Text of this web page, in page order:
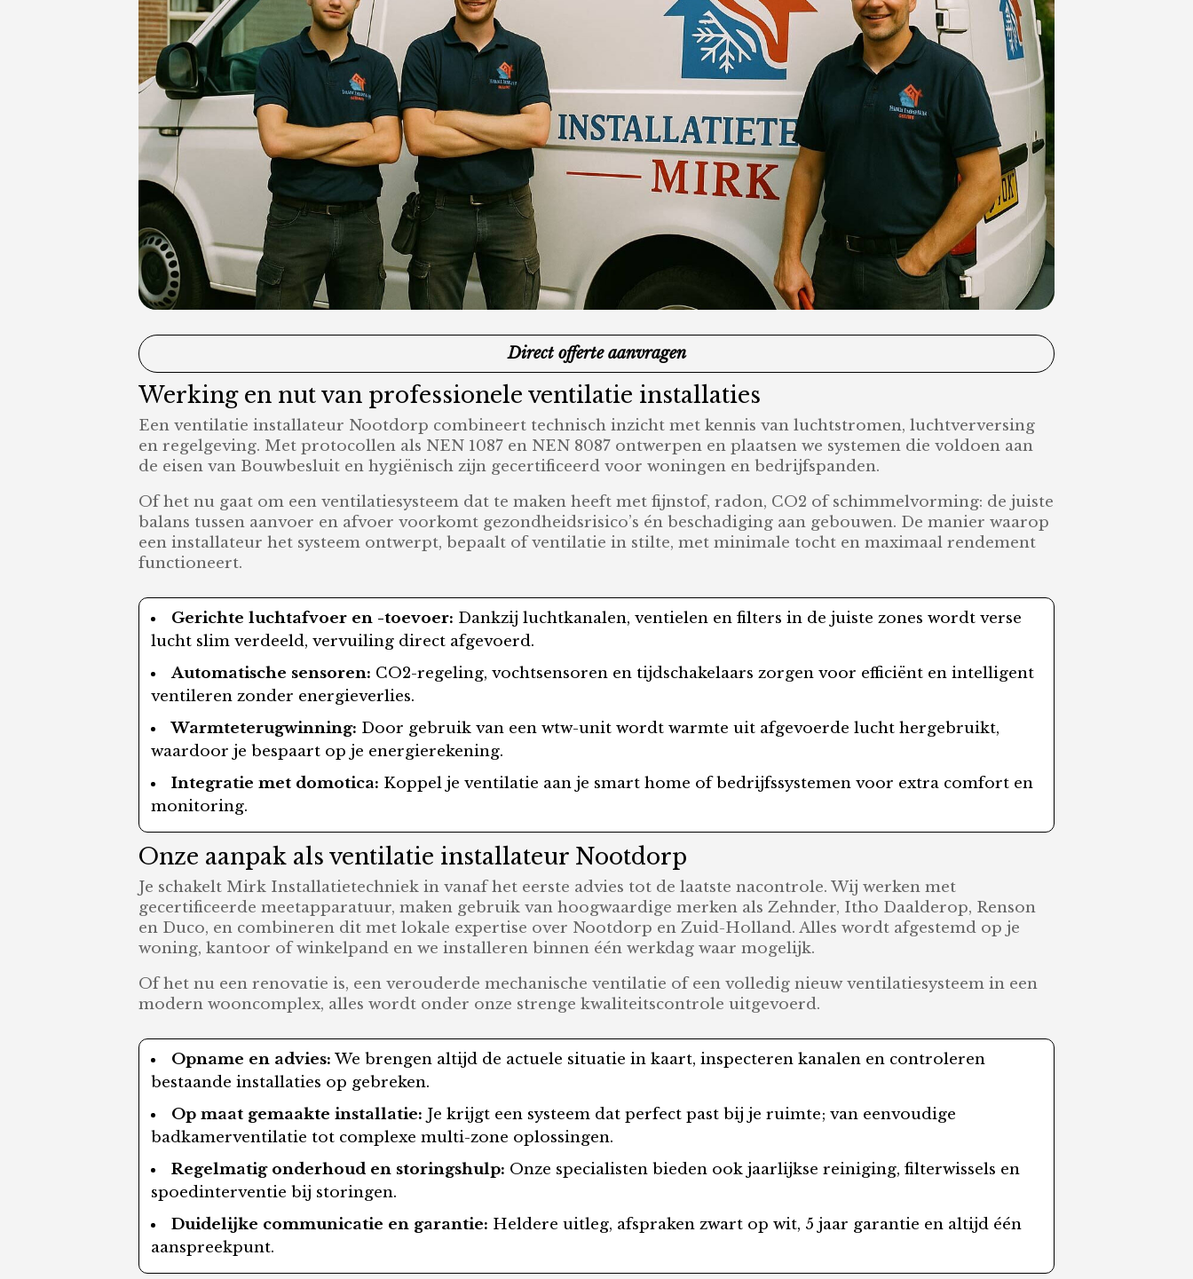
Direct offerte aanvragen
Werking en nut van professionele ventilatie installaties
Een ventilatie installateur Nootdorp combineert technisch inzicht met kennis van luchtstromen, luchtverversing
en regelgeving. Met protocollen als NEN 1087 en NEN 8087 ontwerpen en plaatsen we systemen die voldoen aan
de eisen van Bouwbesluit en hygiënisch zijn gecertificeerd voor woningen en bedrijfspanden.
Of het nu gaat om een ventilatiesysteem dat te maken heeft met fijnstof, radon, CO2 of schimmelvorming: de juiste
balans tussen aanvoer en afvoer voorkomt gezondheidsrisico’s én beschadiging aan gebouwen. De manier waarop
een installateur het systeem ontwerpt, bepaalt of ventilatie in stilte, met minimale tocht en maximaal rendement
functioneert.
Gerichte luchtafvoer en -toevoer: Dankzij luchtkanalen, ventielen en filters in de juiste zones wordt verse
lucht slim verdeeld, vervuiling direct afgevoerd.
Automatische sensoren: CO2-regeling, vochtsensoren en tijdschakelaars zorgen voor efficiënt en intelligent
ventileren zonder energieverlies.
Warmteterugwinning: Door gebruik van een wtw-unit wordt warmte uit afgevoerde lucht hergebruikt,
waardoor je bespaart op je energierekening.
Integratie met domotica: Koppel je ventilatie aan je smart home of bedrijfssystemen voor extra comfort en
monitoring.
Onze aanpak als ventilatie installateur Nootdorp
Je schakelt Mirk Installatietechniek in vanaf het eerste advies tot de laatste nacontrole. Wij werken met
gecertificeerde meetapparatuur, maken gebruik van hoogwaardige merken als Zehnder, Itho Daalderop, Renson
en Duco, en combineren dit met lokale expertise over Nootdorp en Zuid-Holland. Alles wordt afgestemd op je
woning, kantoor of winkelpand en we installeren binnen één werkdag waar mogelijk.
Of het nu een renovatie is, een verouderde mechanische ventilatie of een volledig nieuw ventilatiesysteem in een
modern wooncomplex, alles wordt onder onze strenge kwaliteitscontrole uitgevoerd.
Opname en advies: We brengen altijd de actuele situatie in kaart, inspecteren kanalen en controleren
bestaande installaties op gebreken.
Op maat gemaakte installatie: Je krijgt een systeem dat perfect past bij je ruimte; van eenvoudige
badkamerventilatie tot complexe multi-zone oplossingen.
Regelmatig onderhoud en storingshulp: Onze specialisten bieden ook jaarlijkse reiniging, filterwissels en
spoedinterventie bij storingen.
Duidelijke communicatie en garantie: Heldere uitleg, afspraken zwart op wit, 5 jaar garantie en altijd één
aanspreekpunt.